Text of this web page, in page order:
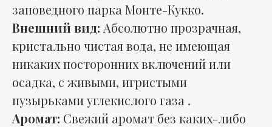
заповедного парка Монте-Кукко.
Внешний вид: Абсолютно прозрачная,
кристально чистая вода, не имеющая
никаких посторонних включений или
осадка, с живыми, игристыми
пузырьками углекислого газа .
Аромат: Свежий аромат без каких-либо